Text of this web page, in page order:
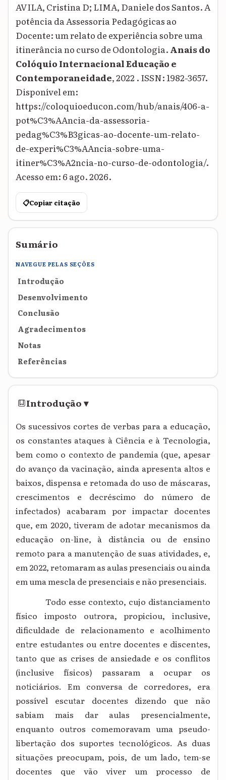
AVILA, Cristina D; LIMA, Daniele dos Santos. A
potência da Assessoria Pedagógicas ao
Docente: um relato de experiência sobre uma
itinerância no curso de Odontologia. Anais do
Colóquio Internacional Educação e
Contemporaneidade, 2022 . ISSN: 1982-3657.
Disponível em:
https://coloquioeducon.com/hub/anais/406-a-
pot%C3%AAncia-da-assessoria-
pedag%C3%B3gicas-ao-docente-um-relato-
de-experi%C3%AAncia-sobre-uma-
itiner%C3%A2ncia-no-curso-de-odontologia/.
Acesso em: 6 ago. 2026.
📋Copiar citação
Sumário
NAVEGUE PELAS SEÇÕES
Introdução
Desenvolvimento
Conclusão
Agradecimentos
Notas
Referências
Introdução▾
Os sucessivos cortes de verbas para a educação,
os constantes ataques à Ciência e à Tecnologia,
bem como o contexto de pandemia (que, apesar
do avanço da vacinação, ainda apresenta altos e
baixos, dispensa e retomada do uso de máscaras,
crescimentos e decréscimo do número de
infectados) acabaram por impactar docentes
que, em 2020, tiveram de adotar mecanismos da
educação on-line, à distância ou de ensino
remoto para a manutenção de suas atividades, e,
em 2022, retomaram as aulas presenciais ou ainda
em uma mescla de presenciais e não presenciais.
Todo esse contexto, cujo distanciamento
físico imposto outrora, propiciou, inclusive,
dificuldade de relacionamento e acolhimento
entre estudantes ou entre docentes e discentes,
tanto que as crises de ansiedade e os conflitos
(inclusive físicos) passaram a ocupar os
noticiários. Em conversa de corredores, era
possível escutar docentes dizendo que não
sabiam mais dar aulas presencialmente,
enquanto outros comemoravam uma pseudo-
libertação dos suportes tecnológicos. As duas
situações preocupam, pois, de um lado, tem-se
docentes que vão viver um processo de